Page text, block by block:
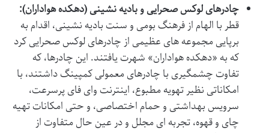
چادرهای لوکس صحرایی و بادیه نشینی (دهکده هواداران):
قطر با الهام از فرهنگ بومی و سنت بادیه نشینی، اقدام به
برپایی مجموعه های عظیمی از چادرهای لوکس صحرایی کرد
که به «دهکده هواداران» شهرت یافتند. این چادرها، که
تفاوت چشمگیری با چادرهای معمولی کمپینگ داشتند، با
امکاناتی نظیر تهویه مطبوع، اینترنت وای فای پرسرعت،
سرویس بهداشتی و حمام اختصاصی، و حتی امکانات تهیه
چای و قهوه، تجربه ای مجلل و در عین حال متفاوت از